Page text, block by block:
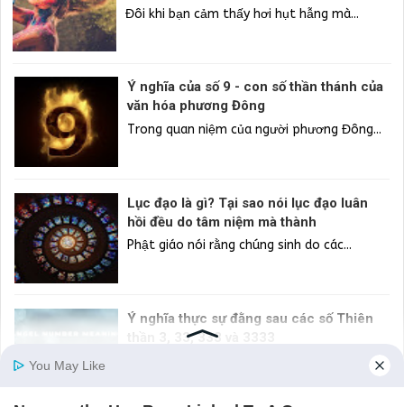
Đôi khi bạn cảm thấy hơi hụt hẫng mà...
Ý nghĩa của số 9 - con số thần thánh của
văn hóa phương Đông
Trong quan niệm của người phương Đông...
Lục đạo là gì? Tại sao nói lục đạo luân
hồi đều do tâm niệm mà thành
Phật giáo nói rằng chúng sinh do các...
Ý nghĩa thực sự đằng sau các số Thiên
thần 3, 33, 333 và 3333